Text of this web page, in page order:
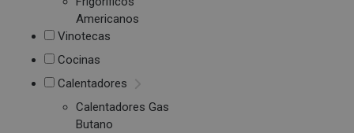
Americanos
Vinotecas
Cocinas
Calentadores
Calentadores Gas
Butano